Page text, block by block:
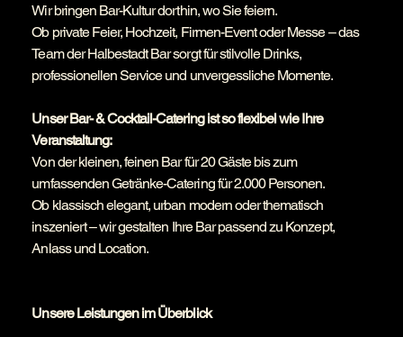
Wir bringen Bar-Kultur dorthin, wo Sie feiern.
Ob private Feier, Hochzeit, Firmen-Event oder Messe – das
Team der Halbestadt Bar sorgt für stilvolle Drinks,
professionellen Service und unvergessliche Momente.
Unser Bar- & Cocktail-Catering ist so flexibel wie Ihre
Veranstaltung:
Von der kleinen, feinen Bar für 20 Gäste bis zum
umfassenden Getränke-Catering für 2.000 Personen.
Ob klassisch elegant, urban modern oder thematisch
inszeniert – wir gestalten Ihre Bar passend zu Konzept,
Anlass und Location.
Unsere Leistungen im Überblick